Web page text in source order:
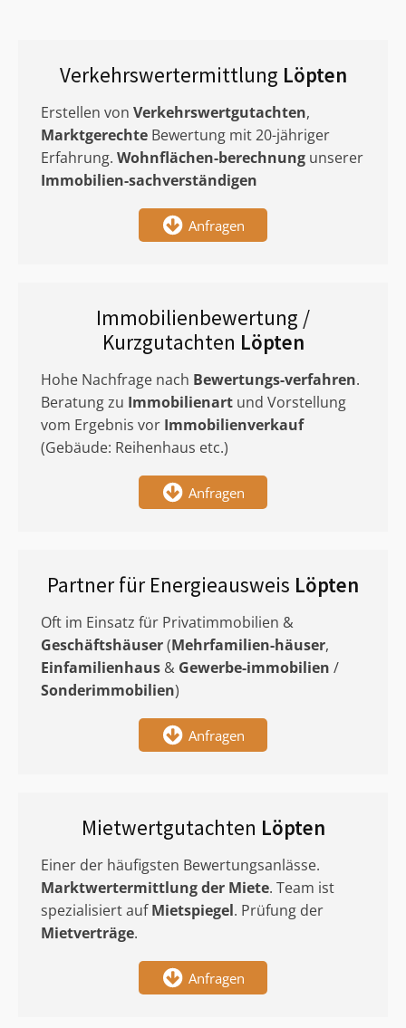
Verkehrswertermittlung Löpten
Erstellen von Verkehrswertgutachten,
Marktgerechte Bewertung mit 20-jähriger
Erfahrung. Wohnflächen-berechnung unserer
Immobilien-sachverständigen
Anfragen
Immobilienbewertung /
Kurzgutachten Löpten
Hohe Nachfrage nach Bewertungs-verfahren.
Beratung zu Immobilienart und Vorstellung
vom Ergebnis vor Immobilienverkauf
(Gebäude: Reihenhaus etc.)
Anfragen
Partner für Energieausweis Löpten
Oft im Einsatz für Privatimmobilien &
Geschäftshäuser(Mehrfamilien-häuser,
Einfamilienhaus & Gewerbe-immobilien /
Sonderimmobilien)
Anfragen
Mietwertgutachten Löpten
Einer der häufigsten Bewertungsanlässe.
Marktwertermittlungder Miete. Team ist
spezialisiert aufMietspiegel. Prüfung der
Mietverträge.
Anfragen